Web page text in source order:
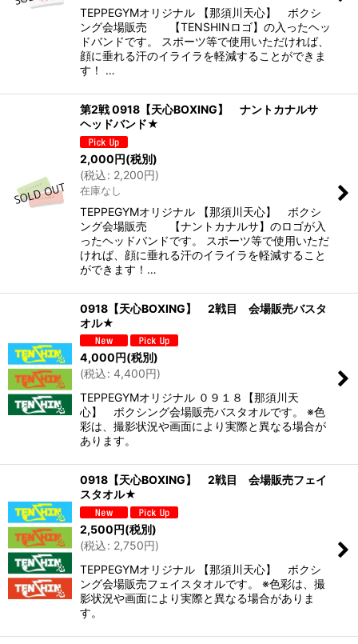
TEPPEGYMオリジナル 【那須川天心】 ボクシ
ング会場販売 【TENSHINロゴ】の入ったヘッ
ドバンドです。 スポーツ等で使用いただければ、
顔に垂れる汗のイライラを軽減することができま
す！ …
第2戦 0918【天心BOXING】 ナントカナルサ
ヘッドバンド★
2,000円(税別)
(税込: 2,200円)
在庫なし
TEPPEGYMオリジナル 【那須川天心】 ボクシ
ング会場販売 【ナントカナルサ】のロゴが入
ったヘッドバンドです。 スポーツ等で使用いただ
ければ、顔に垂れる汗のイライラを軽減すること
ができます！…
0918【天心BOXING】 2戦目 会場販売バスタ
オル★
4,000円(税別)
(税込: 4,400円)
TEPPEGYMオリジナル ０９１８【那須川天
心】 ボクシング会場販売バスタオルです。 ※色
彩は、撮影状況や画面により実際と異なる場合が
あります。
0918【天心BOXING】 2戦目 会場販売フェイ
スタオル★
2,500円(税別)
(税込: 2,750円)
TEPPEGYMオリジナル 【那須川天心】 ボクシ
ング会場販売フェイスタオルです。 ※色彩は、撮
影状況や画面により実際と異なる場合がありま
す。